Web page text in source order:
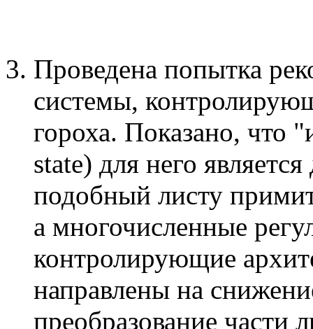
Проведена попытка
системы,
гороха. Показано, что
state) для него
подобный листу
а многочисленные
контролирующие
направлены на
преобразование части